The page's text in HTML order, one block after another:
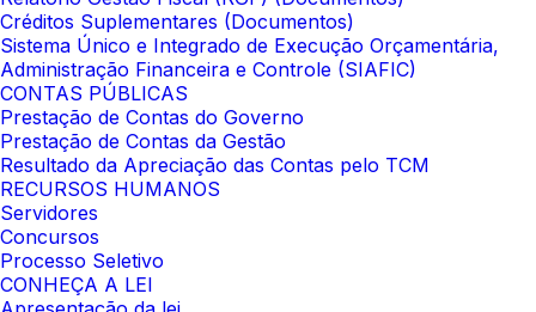
Créditos Suplementares (Documentos)
Sistema Único e Integrado de Execução Orçamentária,
Administração Financeira e Controle (SIAFIC)
CONTAS PÚBLICAS
Prestação de Contas do Governo
Prestação de Contas da Gestão
Resultado da Apreciação das Contas pelo TCM
RECURSOS HUMANOS
Servidores
Concursos
Processo Seletivo
CONHEÇA A LEI